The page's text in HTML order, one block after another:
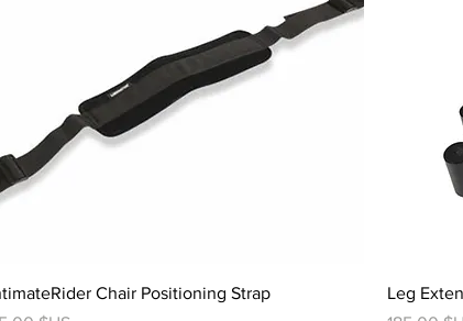
Chair Positioning Strap
Leg